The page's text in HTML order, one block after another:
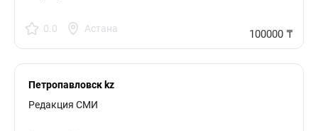
0.0 Астана 100000 ₸
Петропавловск kz
Редакция СМИ